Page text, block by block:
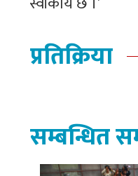
प्रतिक्रिया
सम्बन्धित